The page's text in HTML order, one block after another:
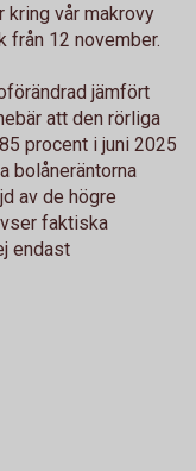
kring vår makrovy
från 12 november.
jämfört
att den rörliga
procent i juni 2025
bolåneräntorna
av de högre
faktiska
endast